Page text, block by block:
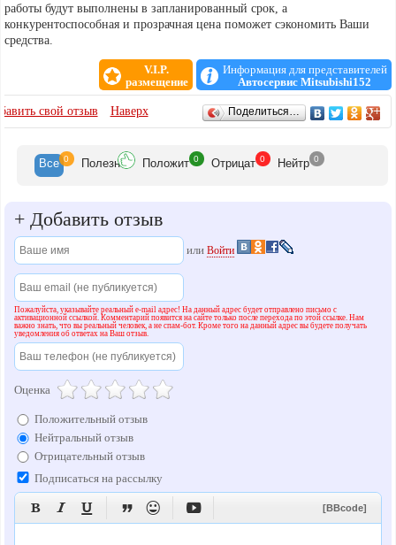
работы будут выполнены в запланированный срок, а
конкурентоспособная и прозрачная цена поможет сэкономить Ваши
средства.
V.I.P.
размещение
Информация для представителей
Автосервис Mitsubishi152
ОТЗЫВЫсвой отзыв Наверх Поделиться…
Все 0 Полезн Положит 0 Отрицат 0 Нейтр 0
+ Добавить отзыв
илиВойти
Пожалуйста, указывайте реальный e-mail адрес! На данный адрес будет отправлено письмо с
активационной ссылкой. Комментарий появится на сайте только после перехода по этой ссылке. Нам
важно знать, что вы реальный человек, а не спам-бот. Кроме того на данный адрес вы будете получать
уведомления об ответах на Ваш отзыв.
Оценка
Положительный отзыв
Нейтральный отзыв
Отрицательный отзыв
Подписаться на рассылку
      [BBcode]